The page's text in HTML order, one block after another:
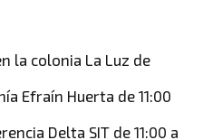
la colonia La Luz de
Efraín Huerta de 11:00
Delta SIT de 11:00 a